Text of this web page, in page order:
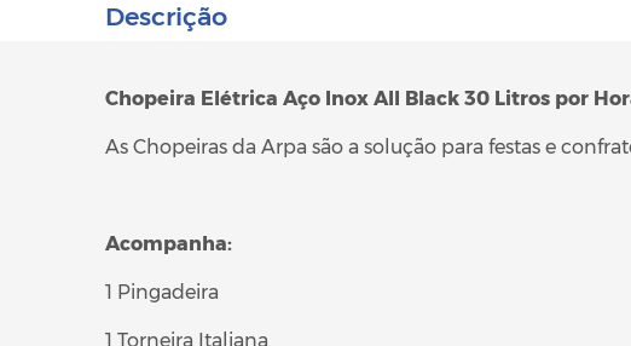
Descrição
Chopeira Elétrica Aço Inox All Black 30 Litros por
As Chopeiras da Arpa são a solução para festas e
Acompanha:
1 Pingadeira
1 Torneira Italiana